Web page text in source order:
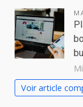
Voir article